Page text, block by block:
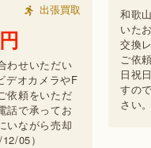
出張買取
円
わせいただい
デオカメラやF
依頼をいただ
話で承ってお
いながら売却
05）
和歌
いた
交換
ご依
日祝
すの
さい